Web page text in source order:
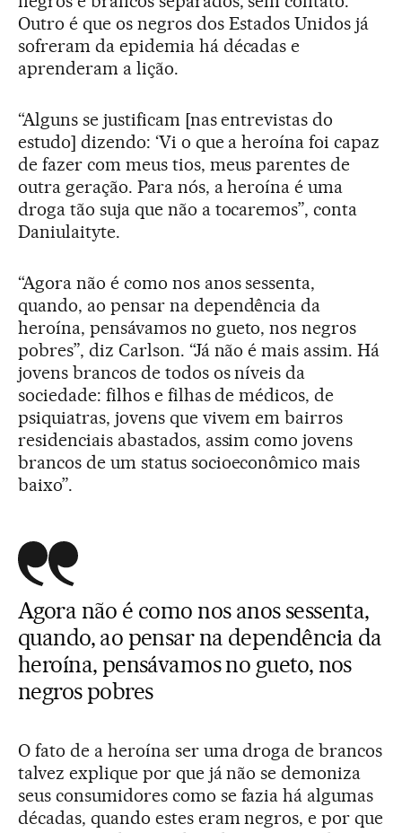
Outro é que os negros dos Estados Unidos já
sofreram da epidemia há décadas e
aprenderam a lição.
“Alguns se justificam [nas entrevistas do
estudo] dizendo: ‘Vi o que a heroína foi capaz
de fazer com meus tios, meus parentes de
outra geração. Para nós, a heroína é uma
droga tão suja que não a tocaremos”, conta
Daniulaityte.
“Agora não é como nos anos sessenta,
quando, ao pensar na dependência da
heroína, pensávamos no gueto, nos negros
pobres”, diz Carlson. “Já não é mais assim. Há
jovens brancos de todos os níveis da
sociedade: filhos e filhas de médicos, de
psiquiatras, jovens que vivem em bairros
residenciais abastados, assim como jovens
brancos de um status socioeconômico mais
baixo”.
Agora não é como nos anos sessenta,
quando, ao pensar na dependência da
heroína, pensávamos no gueto, nos
negros pobres
O fato de a heroína ser uma droga de brancos
talvez explique por que já não se demoniza
seus consumidores como se fazia há algumas
décadas, quando estes eram negros, e por que